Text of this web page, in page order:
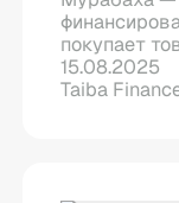
покупает
15.08.2025
Taiba